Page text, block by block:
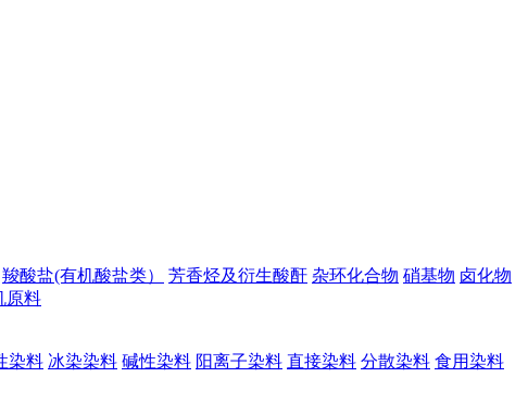
羧酸盐(有机酸盐类） 芳香烃及衍生酸酐 杂环化合物 硝基物 卤化物
原料
染料 冰染染料 碱性染料 阳离子染料 直接染料 分散染料 食用染料